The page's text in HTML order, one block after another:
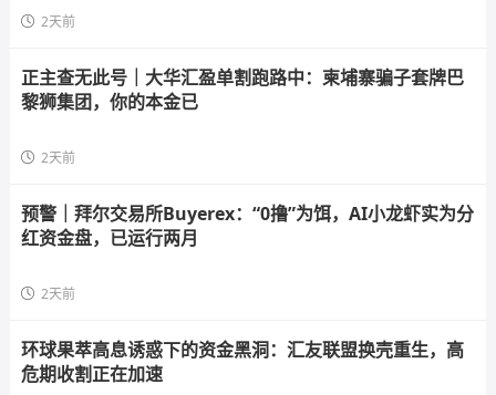
2天前
正主查无此号｜大华汇盈单割跑路中：柬埔寨骗子套牌巴
黎狮集团，你的本金已
2天前
预警｜拜尔交易所Buyerex：“0撸”为饵，AI小龙虾实为分
红资金盘，已运行两月
2天前
环球果萃高息诱惑下的资金黑洞：汇友联盟换壳重生，高
危期收割正在加速